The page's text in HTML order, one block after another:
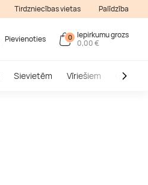
Tirdzniecības vietas Palīdzība
Pievienoties 0
Iepirkumu grozs
0,00 €
Sievietēm Vīriešiem Outlet